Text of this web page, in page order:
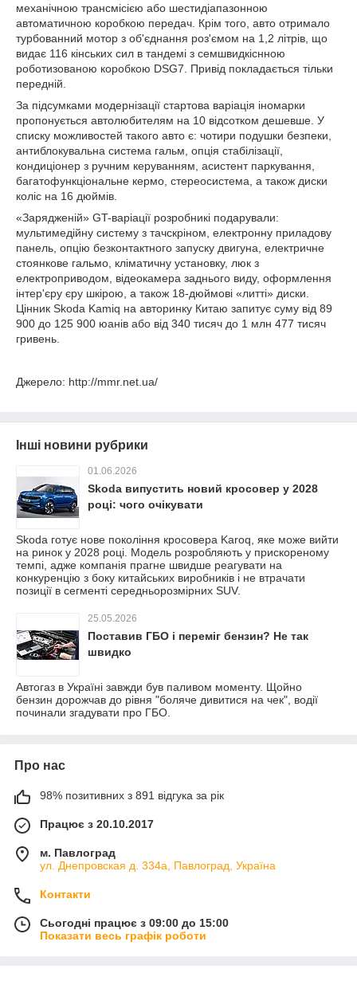
механічною трансмісією або шестидіапазонною
автоматичною коробкою передач. Крім того, авто отримало
турбованний мотор з об'єднання роз'ємом на 1,2 літрів, що
видає 116 кінських сил в тандемі з семшвидкіснною
роботизованою коробкою DSG7. Привід покладається тільки
передній.
За підсумками модернізації стартова варіація іномарки
пропонується автолюбителям на 10 відсотком дешевше. У
списку можливостей такого авто є: чотири подушки безпеки,
антиблокувальна система гальм, опція стабілізації,
кондиціонер з ручним керуванням, асистент паркування,
багатофункціональне кермо, стереосистема, а також диски
коліс на 16 дюймів.
«Зарядженій» GT-варіації розробникі подарували:
мультимедійну систему з тачскріном, електронну приладову
панель, опцію безконтактного запуску двигуна, електричне
стоянкове гальмо, кліматичну установку, люк з
електроприводом, відеокамера заднього виду, оформлення
інтер'єру єру шкірою, а також 18-дюймові «литті» диски.
Цінник Skoda Kamiq на авторинку Китаю запитує суму від 89
900 до 125 900 юанів або від 340 тисяч до 1 млн 477 тисяч
гривень.
Джерело: http://mmr.net.ua/
Інші новини рубрики
01.06.2026
Skoda випустить новий кросовер у 2028
році: чого очікувати
Skoda готує нове покоління кросовера Karoq, яке може вийти
на ринок у 2028 році. Модель розробляють у прискореному
темпі, адже компанія прагне швидше реагувати на
конкуренцію з боку китайських виробників і не втрачати
позиції в сегменті середньорозмірних SUV.
25.05.2026
Поставив ГБО і переміг бензин? Не так
швидко
Автогаз в Україні завжди був паливом моменту. Щойно
бензин дорожчав до рівня "боляче дивитися на чек", водії
починали згадувати про ГБО.
Про нас
98% позитивних з 891 відгука за рік
Працює з 20.10.2017
м. Павлоград
ул. Днепровская д. 334а, Павлоград, Україна
Контакти
Сьогодні працює з 09:00 до 15:00
Показати весь графік роботи